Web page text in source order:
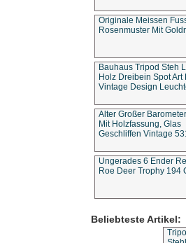
Originale Meissen
Rosenmuster Mit
Bauhaus Tripod Steh
Holz Dreibein Spot Art
Vintage Design
Alter Großer
Mit Holzfassung, Glas
Geschliffen Vintage
Ungerades 6 Ender
Roe Deer Trophy 194
Beliebteste Artikel: